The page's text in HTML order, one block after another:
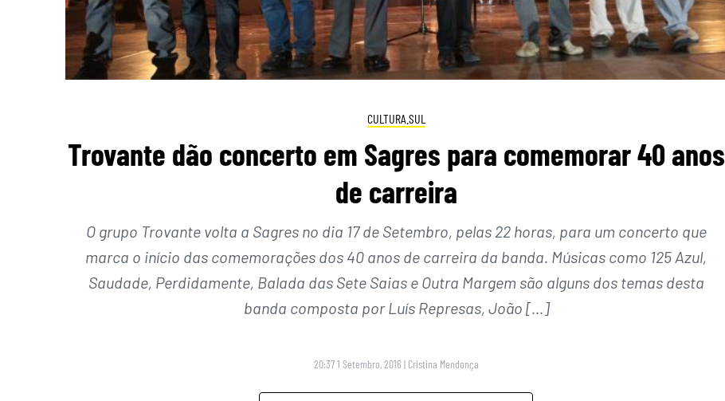
CULTURA.SUL
Trovante dão concerto em Sagres para comemorar 40 anos
de carreira
O grupo Trovante volta a Sagres no dia 17 de Setembro, pelas 22 horas, para um concerto que
marca o início das comemorações dos 40 anos de carreira da banda. Músicas como 125 Azul,
Saudade, Perdidamente, Balada das Sete Saias e Outra Margem são alguns dos temas desta
banda composta por Luís Represas, João […]
20:37 1 Setembro, 2016 | Cristina Mendonça